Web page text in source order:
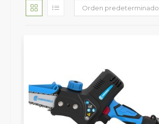
Orden predeterminado